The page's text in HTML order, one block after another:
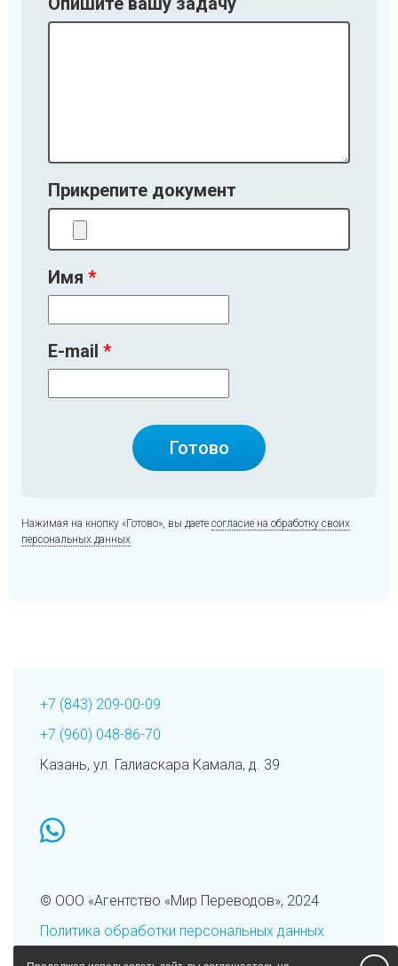
Прикрепите документ
Имя
E-mail
Нажимая на кнопку «Готово», вы даете согласие на обработку своих
персональных данных
+7 (843) 209-00-09
+7 (960) 048-86-70
Казань, ул. Галиаскара Камала, д. 39
whatsapp
© ООО «Агентство «Мир Переводов», 2024
Политика обработки персональных данных